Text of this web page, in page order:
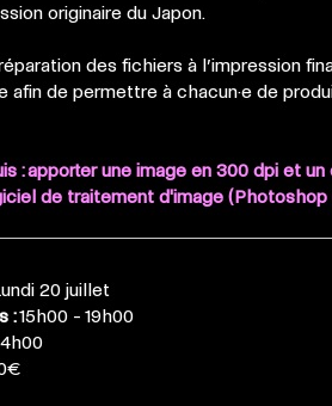
originaire du Japon.
des fichiers à l’impression
afin de permettre à chacun·e de
: apporter une image en 300 dpi et
de traitement d'image (Photoshop
20 juillet
:15h00 - 19h00
4h00